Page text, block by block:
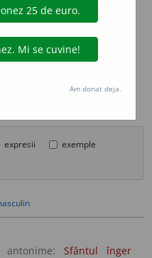
compilate de
Definițiile
pe filadefiniții.
pe pagina de
expresii
exemple
antonime: Sfântul
înger
Am donat deja.